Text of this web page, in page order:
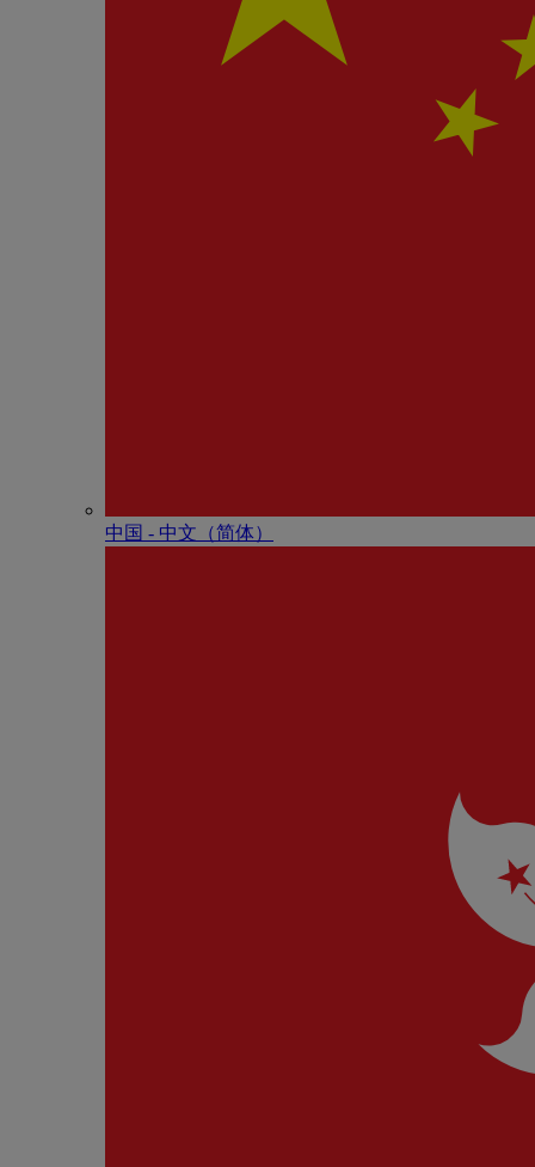
中国 - 中⽂（简体）